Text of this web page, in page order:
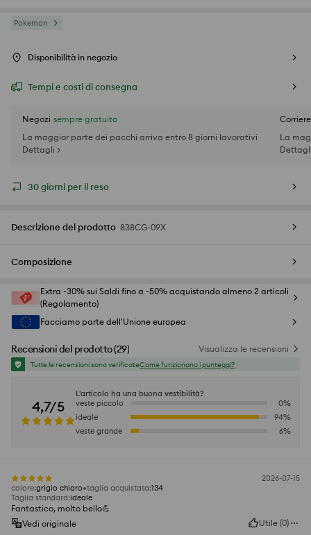
Pokemon
Disponibilità in negozio
Tempi e costi di consegna
Negozi sempre gratuito
La maggior parte dei pacchi arriva entro 8 giorni lavorativi
Dettagli >
La
30 giorni per il reso
Descrizione del prodotto 838CG-09X
Composizione
Extra -30% sui Saldi fino a -50% acquistando almeno 2 articoli
(Regolamento)
Facciamo parte dell'Unione europea
Recensioni del prodotto(29) Visualizza le recensioni
Tutte le recensioni sono verificateCome funzionano i punteggi?
4,7/5
L'articolo ha una buona vestibilità?
veste piccolo
0%
ideale
94%
veste grande
6%
2026-07-15
colore:grigio chiaro taglia acquistata:134
Taglia standard:ideale
Fantastico, molto bello💪
Vedi originale
Utile (0)